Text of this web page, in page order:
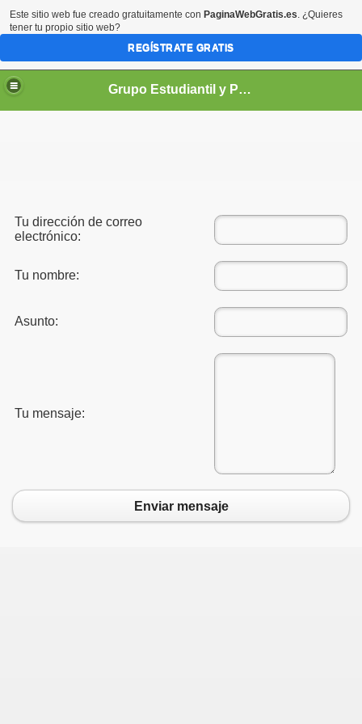
Grupo Estudiantil y Profesional de Univalle - GEPU -
Tu dirección de correo
electrónico:
Tu nombre:
Asunto:
Tu mensaje:
Enviar mensaje
Este sitio web fue creado gratuitamente con PaginaWebGratis.es. ¿Quieres
tener tu propio sitio web?
REGÍSTRATE GRATIS